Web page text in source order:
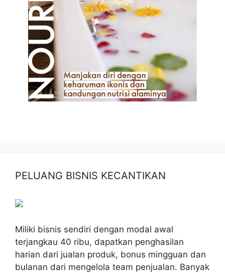
PELUANG BISNIS KECANTIKAN
Miliki bisnis sendiri dengan modal awal
terjangkau 40 ribu, dapatkan penghasilan
harian dari jualan produk, bonus mingguan dan
bulanan dari mengelola team penjualan. Banyak